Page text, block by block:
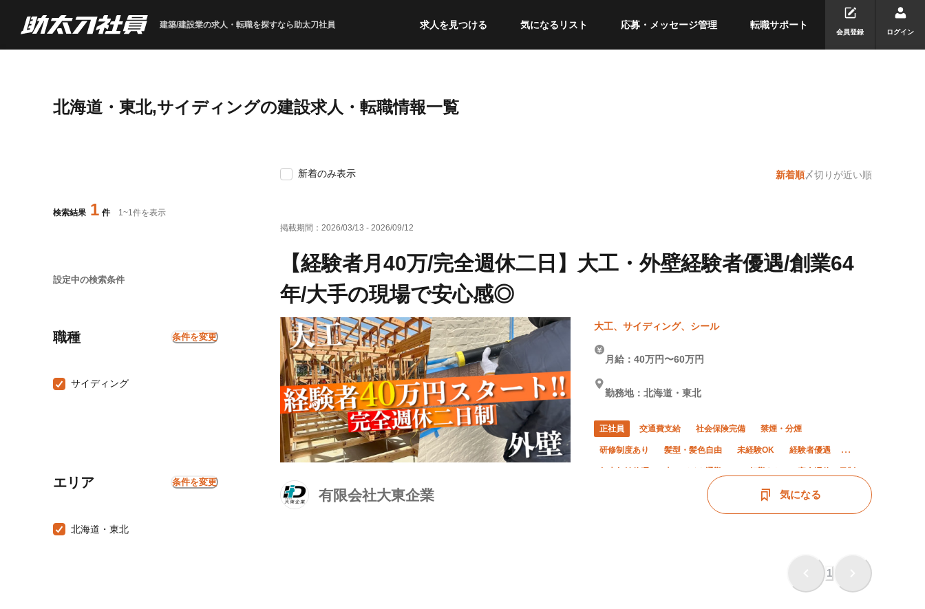
建築/建設業の求人・転職を探すなら助太刀社員 求人を見つける 気になるリスト 応募・メッセージ管理 転職サポート
会員登録 ログイン
北海道・東北,サイディングの建設求人・転職情報一覧
検索結果 1 件 1~1件を表示
設定中の検索条件
職種 条件を変更
サイディング
エリア 条件を変更
北海道・東北
新着のみ表示 新着順〆切りが近い順
掲載期間： 2026/03/13 - 2026/09/12
大工、サイディング、シール
【経験者月40万/完全週休二日】大工・外壁経験者優遇/創業64
年/大手の現場で安心感◎
有限会社大東企業
月給：40万円〜60万円
勤務地：北海道・東北
正社員 交通費支給 社会保険完備 禁煙・分煙
研修制度あり 髪型・髪色自由 未経験OK 経験者優遇
気になる
1